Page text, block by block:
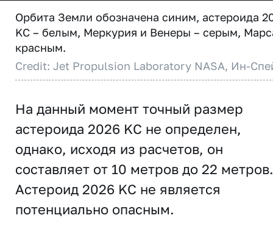
Орбита Земли обозначена синим, астероида
KC – белым, Меркурия и Венеры – серым,
красным.
Credit: Jet Propulsion Laboratory NASA, Ин-
На данный момент точный размер
астероида 2026 KC не определен,
однако, исходя из расчетов, он
составляет от 10 метров до 22 метров.
Астероид 2026 KC не является
потенциально опасным.